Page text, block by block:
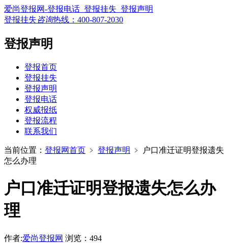
爱尚登报网-登报电话_登报挂失_登报声明
登报挂失咨询热线： 400-807-2030
登报声明
登报首页
登报挂失
登报声明
登报电话
权威报纸
登报流程
联系我们
当前位置： 登报网首页 ﹥ 登报声明 ﹥
户口准迁证明登报遗失
怎么办理
户口准迁证明登报遗失怎么办
理
作者:爱尚登报网 浏览：494